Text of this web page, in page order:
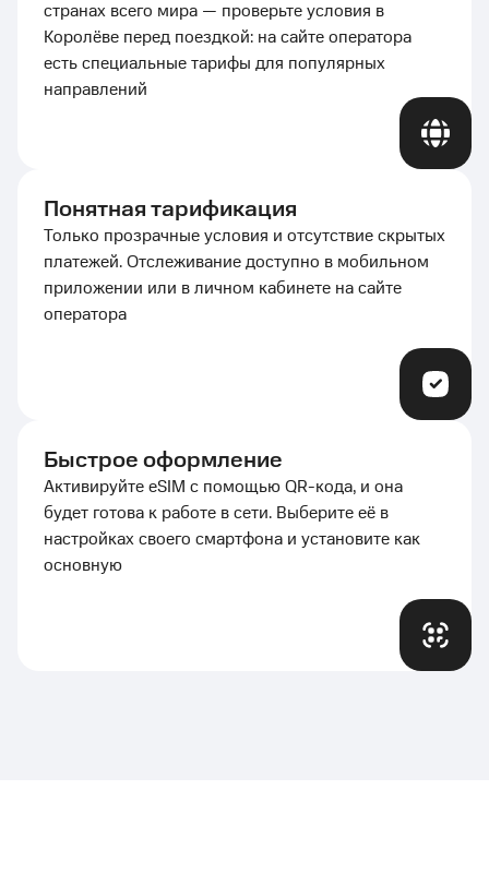
странах всего мира — проверьте условия в
Королёве перед поездкой: на сайте оператора
есть специальные тарифы для популярных
направлений
Понятная тарификация
Только прозрачные условия и отсутствие скрытых
платежей. Отслеживание доступно в мобильном
приложении или в личном кабинете на сайте
оператора
Быстрое оформление
Активируйте eSIM с помощью QR-кода, и она
будет готова к работе в сети. Выберите её в
настройках своего смартфона и установите как
основную